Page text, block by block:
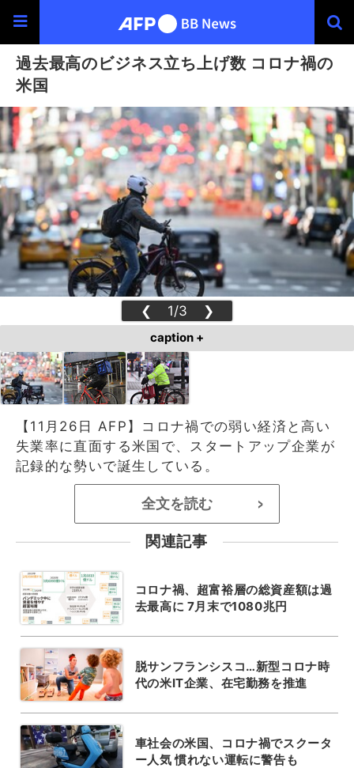
過去最高のビジネス立ち上げ数 コロナ禍の
米国
❮ 1/3 ❯
caption +
【11月26日 AFP】コロナ禍での弱い経済と高い
失業率に直面する米国で、スタートアップ企業が
記録的な勢いで誕生している。
全文を読む >
関連記事
コロナ禍、超富裕層の総資産額は過
去最高に 7月末で1080兆円
脱サンフランシスコ…新型コロナ時
代の米IT企業、在宅勤務を推進
車社会の米国、コロナ禍でスクータ
ー人気 慣れない運転に警告も